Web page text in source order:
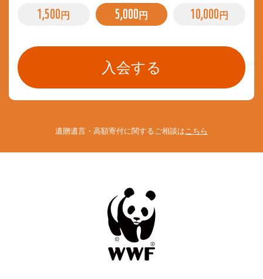
1,500 円 5,000 円 10,000 円
遺贈遺言・高額寄付に関するご相談はこちら